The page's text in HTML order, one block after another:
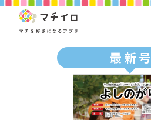
最新号